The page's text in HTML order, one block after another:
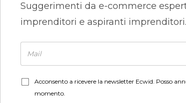
Suggerimenti da e-commerce
imprenditori e aspiranti imprenditori.
Acconsento a ricevere la newsletter Ecwid. Posso
momento.